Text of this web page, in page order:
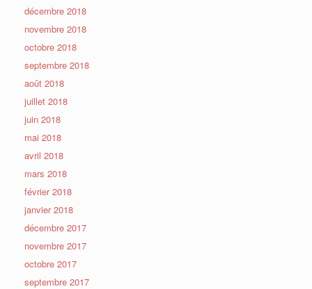
décembre 2018
novembre 2018
octobre 2018
septembre 2018
août 2018
juillet 2018
juin 2018
mai 2018
avril 2018
mars 2018
février 2018
janvier 2018
décembre 2017
novembre 2017
octobre 2017
septembre 2017